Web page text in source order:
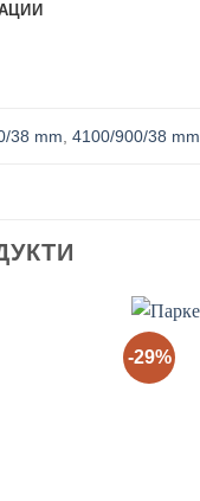
38 mm,4100/900/38 mm
-29%